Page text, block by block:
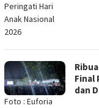
Peringati Hari
Anak Nasional
2026
Foto : Euforia
Final
dan